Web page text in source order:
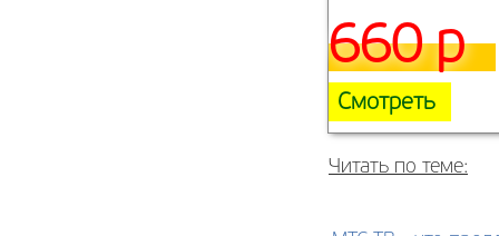
Смотреть
660 р
Читать по теме: